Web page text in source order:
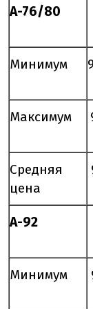
А-76/80
Минимум
Максимум
Средняя
цена
А-92
Минимум